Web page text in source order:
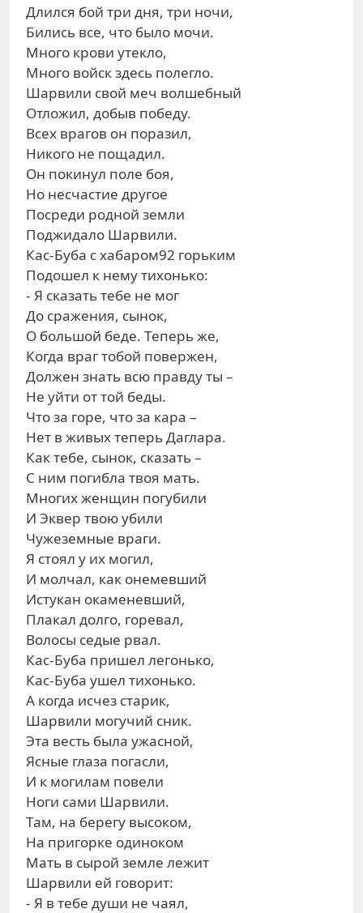
Длился бой три дня, три ночи,
Бились все, что было мочи.
Много крови утекло,
Много войск здесь полегло.
Шарвили свой меч волшебный
Отложил, добыв победу.
Всех врагов он поразил,
Никого не пощадил.
Он покинул поле боя,
Но несчастие другое
Посреди родной земли
Поджидало Шарвили.
Кас-Буба с хабаром92 горьким
Подошел к нему тихонько:
- Я сказать тебе не мог
До сражения, сынок,
О большой беде. Теперь же,
Когда враг тобой повержен,
Должен знать всю правду ты –
Не уйти от той беды.
Что за горе, что за кара –
Нет в живых теперь Даглара.
Как тебе, сынок, сказать –
С ним погибла твоя мать.
Многих женщин погубили
И Эквер твою убили
Чужеземные враги.
Я стоял у их могил,
И молчал, как онемевший
Истукан окаменевший,
Плакал долго, горевал,
Волосы седые рвал.
Кас-Буба пришел легонько,
Кас-Буба ушел тихонько.
А когда исчез старик,
Шарвили могучий сник.
Эта весть была ужасной,
Ясные глаза погасли,
И к могилам повели
Ноги сами Шарвили.
Там, на берегу высоком,
На пригорке одиноком
Мать в сырой земле лежит
Шарвили ей говорит:
- Я в тебе души не чаял,